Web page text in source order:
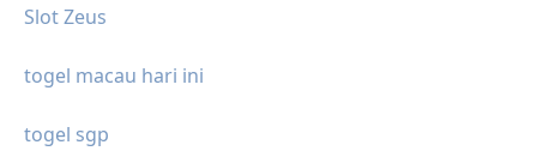
Slot Zeus
togel macau hari ini
togel sgp